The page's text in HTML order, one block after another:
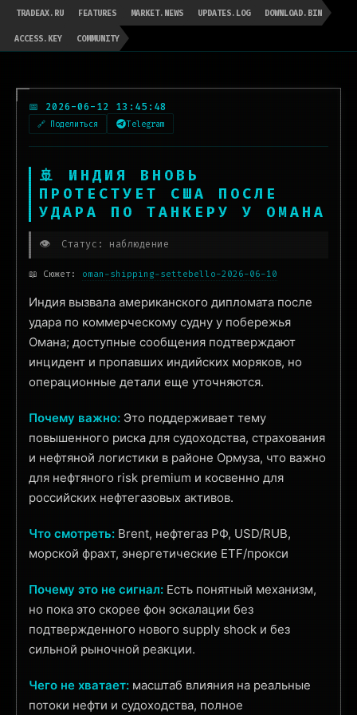
TRADEAX.RU FEATURES MARKET.NEWS UPDATES.LOG DOWNLOAD.BIN
ACCESS.KEY COMMUNITY
📅 2026-06-12 13:45:48
🔗 Поделиться Telegram
🚢 ИНДИЯ ВНОВЬ
ПРОТЕСТУЕТ США ПОСЛЕ
УДАРА ПО ТАНКЕРУ У ОМАНА
👁️ Статус: наблюдение
📖 Сюжет: oman-shipping-settebello-2026-06-10
Индия вызвала американского дипломата после
удара по коммерческому судну у побережья
Омана; доступные сообщения подтверждают
инцидент и пропавших индийских моряков, но
операционные детали еще уточняются.
Почему важно: Это поддерживает тему
повышенного риска для судоходства, страхования
и нефтяной логистики в районе Ормуза, что важно
для нефтяного risk premium и косвенно для
российских нефтегазовых активов.
Что смотреть: Brent, нефтегаз РФ, USD/RUB,
морской фрахт, энергетические ETF/прокси
Почему это не сигнал: Есть понятный механизм,
но пока это скорее фон эскалации без
подтвержденного нового supply shock и без
сильной рыночной реакции.
Чего не хватает: масштаб влияния на реальные
потоки нефти и судоходства, полное